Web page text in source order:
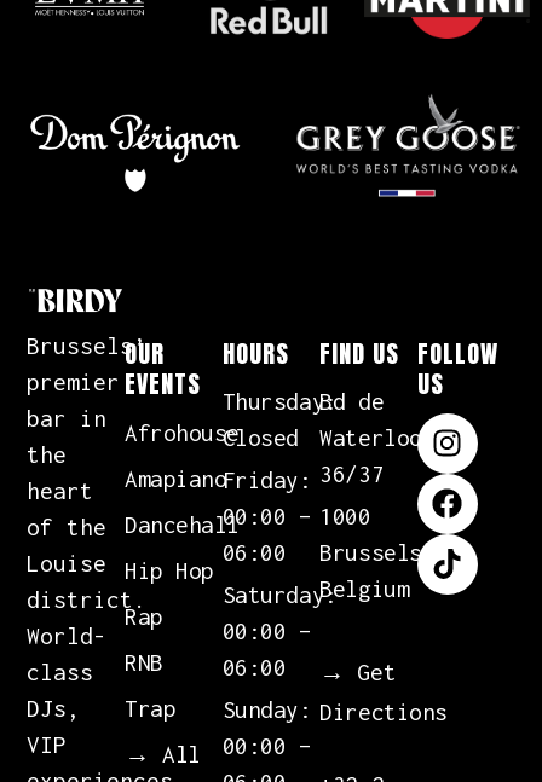
Brussels’
premier
bar in
the
heart
of the
Louise
district.
World-
class
DJs,
VIP
OUR
EVENTS
Afrohouse
Amapiano
Dancehall
Hip Hop
Rap
RNB
Trap
→ All
HOURS
Thursday:
Closed
Friday:
00:00 –
06:00
Saturday:
00:00 –
06:00
Sunday:
00:00 –
FIND US
Bd de
Waterloo
36/37
1000
Brussels,
Belgium
→ Get
Directions
FOLLOW
US